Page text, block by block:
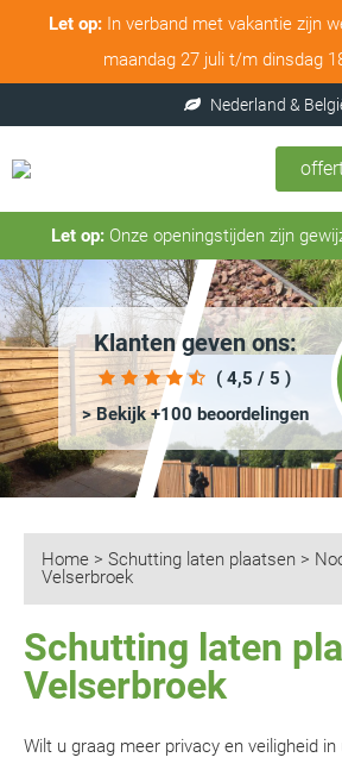
Let op:In verband met vakantie zijn
maandag 27 juli t/m dinsdag
Let op:Onze openingstijden zijn
Klanten geven ons:
( 4,5 / 5 )
> Bekijk +100 beoordelingen
Home > Schutting laten plaatsen >
Velserbroek
Schutting laten
Velserbroek
Wilt u graag meer privacy en veiligheid